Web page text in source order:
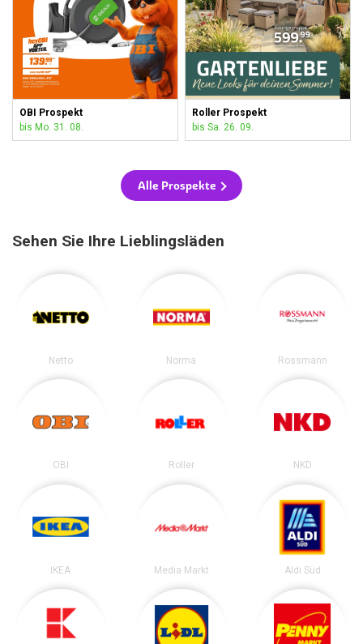
OBI Prospekt
bis Mo. 31. 08.
Roller Prospekt
bis Sa. 26. 09.
Alle Prospekte
Sehen Sie Ihre Lieblingsläden
Netto Norma Rossmann
OBI Roller NKD
IKEA Media Markt Aldi Süd